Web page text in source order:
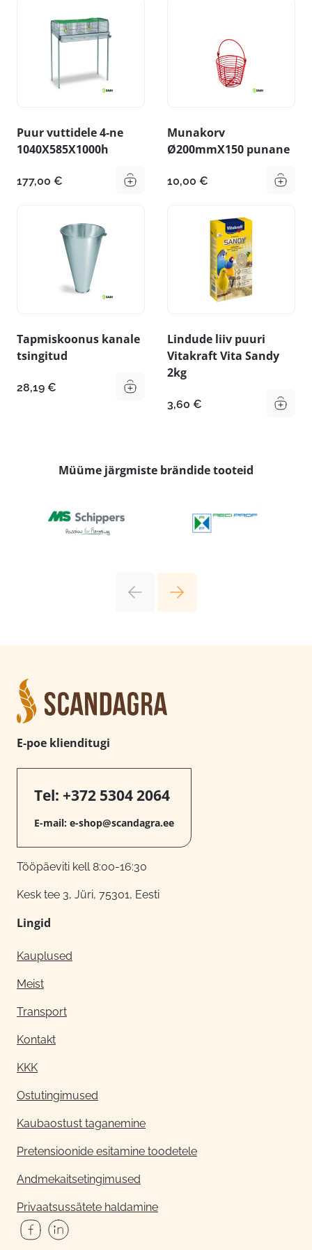
Puur vuttidele 4-ne
1040X585X1000h
177,00 €
Munakorv
Ø200mmX150 punane
10,00 €
Tapmiskoonus kanale
tsingitud
28,19 €
Lindude liiv puuri
Vitakraft Vita Sandy
2kg
3,60 €
Müüme järgmiste brändide tooteid
E-poe klienditugi
Tel: +372 5304 2064
E-mail: e-shop@scandagra.ee
Tööpäeviti kell 8:00-16:30
Kesk tee 3, Jüri, 75301, Eesti
Lingid
Kauplused
Meist
Transport
Kontakt
KKK
Ostutingimused
Kaubaostust taganemine
Pretensioonide esitamine toodetele
Andmekaitsetingimused
Privaatsussätete haldamine